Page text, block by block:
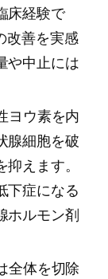
床経験で
改善を実感
や中止には
ヨウ素を内
腺細胞を破
えます。
下症になる
ホルモン剤
全体を切除